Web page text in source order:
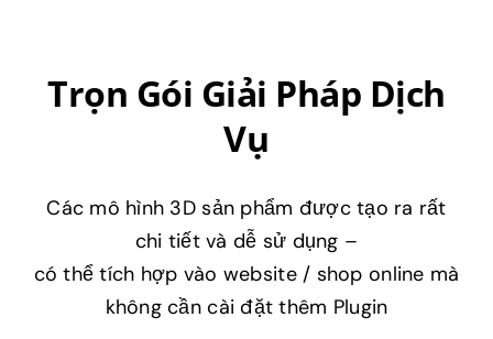
Dịch Vụ
Tin Tức
Trọn Gói Giải Pháp Dịch
Vụ
Các mô hình 3D sản phẩm được tạo ra rất
chi tiết và dễ sử dụng –
có thể tích hợp vào website / shop online mà
không cần cài đặt thêm Plugin